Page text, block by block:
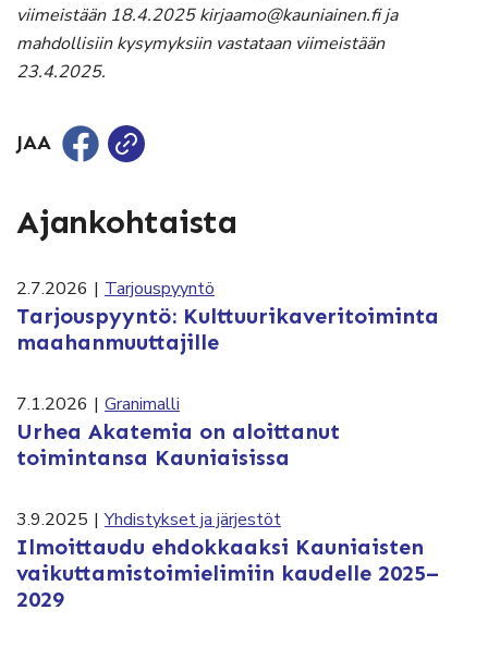
viimeistään 18.4.2025kirjaamo@kauniainen.fi ja
mahdollisiin kysymyksiin vastataan viimeistään
23.4.2025.
JAA
Ajankohtaista
2.7.2026 | Tarjouspyyntö
Tarjouspyyntö: Kulttuurikaveritoiminta
maahanmuuttajille
7.1.2026 | Granimalli
Urhea Akatemia on aloittanut
toimintansa Kauniaisissa
3.9.2025 | Yhdistykset ja järjestöt
Ilmoittaudu ehdokkaaksi Kauniaisten
vaikuttamistoimielimiin kaudelle 2025–
2029